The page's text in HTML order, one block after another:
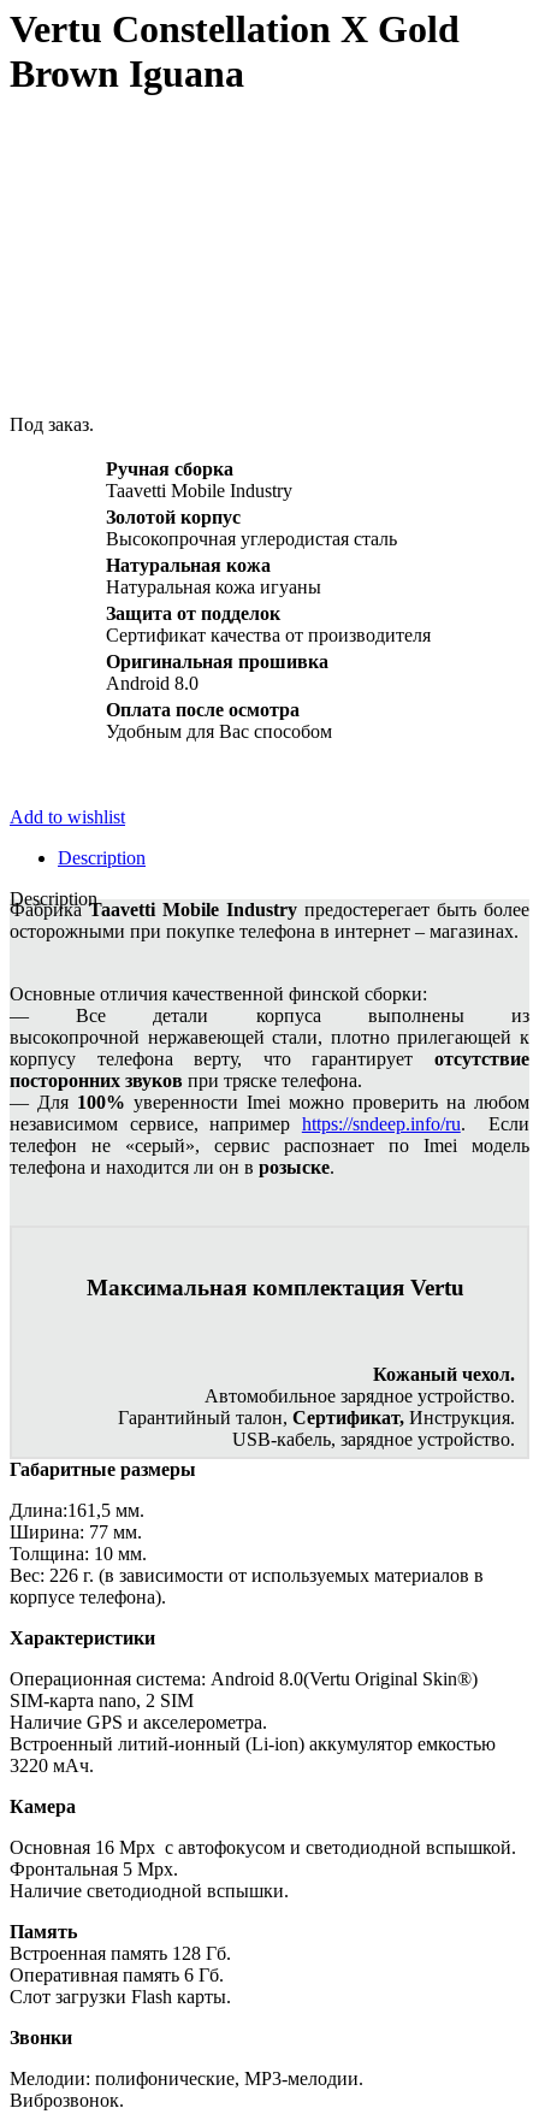
Vertu Constellation X Gold
Brown Iguana
Под заказ.
Ручная сборка
Taavetti Mobile Industry
Золотой корпус
Высокопрочная углеродистая сталь
Натуральная кожа
Натуральная кожа игуаны
Защита от подделок
Сертификат качества от производителя
Оригинальная прошивка
Android 8.0
Оплата после осмотра
Удобным для Вас способом
Add to wishlist
Description
Description
ФабрикаTaavetti Mobile Industry предостерегает быть более
осторожными при покупке телефона в интернет – магазинах.
Основные отличия качественной финской сборки:
— Все детали корпуса выполнены из
высокопрочной нержавеющей стали, плотно прилегающей к
корпусу телефона верту, что гарантирует отсутствие
посторонних звуков при тряске телефона.
— Для 100% уверенности Imei можно проверить на любом
независимом сервисе, например https://sndeep.info/ru. Если
телефон не «серый», сервис распознает по Imei модель
телефона и находится ли он в розыске.
Максимальная комплектация Vertu
Кожаный чехол.
Автомобильное зарядное устройство.
Гарантийный талон, Сертификат, Инструкция.
USB-кабель, зарядное устройство.
Габаритные размеры
Длина:161,5 мм.
Ширина: 77 мм.
Толщина: 10 мм.
Вес: 226 г. (в зависимости от используемых материалов в
корпусе телефона).
Характеристики
Операционная система: Android 8.0(Vertu Original Skin®)
SIM-карта nano, 2 SIM
Наличие GPS и акселерометра.
Встроенный литий-ионный (Li-ion) аккумулятор емкостью
3220 мАч.
Камера
Основная 16 Mpx с автофокусом и светодиодной вспышкой.
Фронтальная 5 Mpx.
Наличие светодиодной вспышки.
Память
Встроенная память 128 Гб.
Оперативная память 6 Гб.
Слот загрузки Flash карты.
Звонки
Мелодии: полифонические, MP3-мелодии.
Виброзвонок.